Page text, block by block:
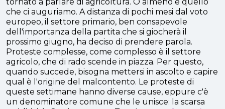
che ci auguriamo. A distanza di pochi mesi dal voto
europeo, il settore primario, ben consapevole
dell'importanza della partita che si giocherà il
prossimo giugno, ha deciso di prendere parola.
Proteste complesse, come complesso è il settore
agricolo, che di rado scende in piazza. Per questo,
quando succede, bisogna mettersi in ascolto e capire
qual è l'origine del malcontento. Le proteste di
queste settimane hanno diverse cause, eppure c'è
un denominatore comune che le unisce: la scarsa